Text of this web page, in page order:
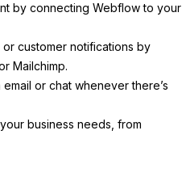
by connecting Webflow to your
customer notifications by
Mailchimp.
or chat whenever there’s
business needs, from